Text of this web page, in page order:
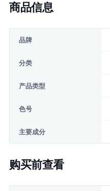
商品信息
品牌
分类
产品类型
色号
主要成分
购买前查看